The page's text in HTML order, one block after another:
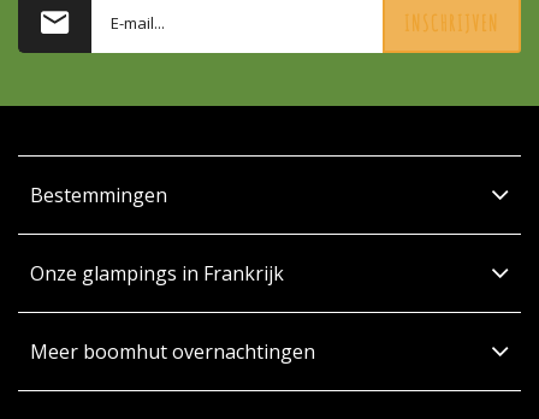
INSCHRIJVEN
Bestemmingen
Onze glampings in Frankrijk
Meer boomhut overnachtingen